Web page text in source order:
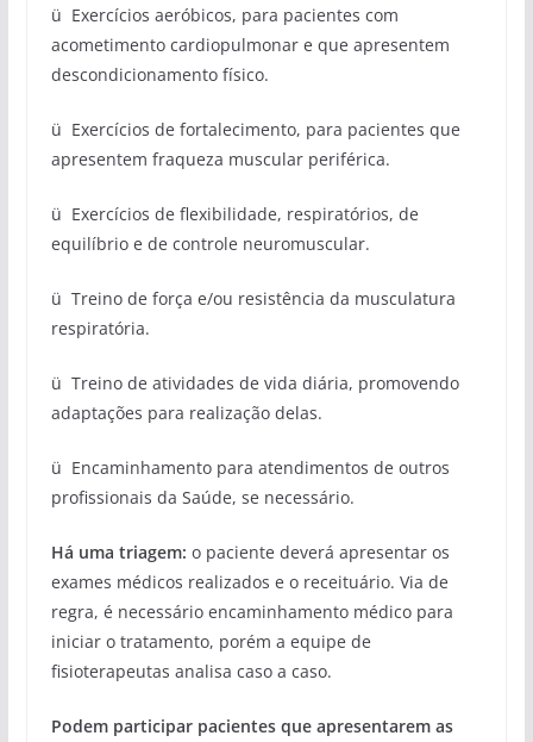
ü Exercícios aeróbicos, para pacientes com
acometimento cardiopulmonar e que apresentem
descondicionamento físico.
ü Exercícios de fortalecimento, para pacientes que
apresentem fraqueza muscular periférica.
ü Exercícios de flexibilidade, respiratórios, de
equilíbrio e de controle neuromuscular.
ü Treino de força e/ou resistência da musculatura
respiratória.
ü Treino de atividades de vida diária, promovendo
adaptações para realização delas.
ü Encaminhamento para atendimentos de outros
profissionais da Saúde, se necessário.
Há uma triagem: o paciente deverá apresentar os
exames médicos realizados e o receituário. Via de
regra, é necessário encaminhamento médico para
iniciar o tratamento, porém a equipe de
fisioterapeutas analisa caso a caso.
Podem participar pacientes que apresentarem as